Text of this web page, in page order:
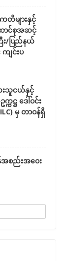
တိများနှင့်
ောင်စုအဆင့်
ြီး/ပြည်နယ်
ျင်းပ
းသူငယ်နှင့်
ဌ ဒေါ်ဝင်း
မှ တာဝန်ရှိ
ည်းအဝေး